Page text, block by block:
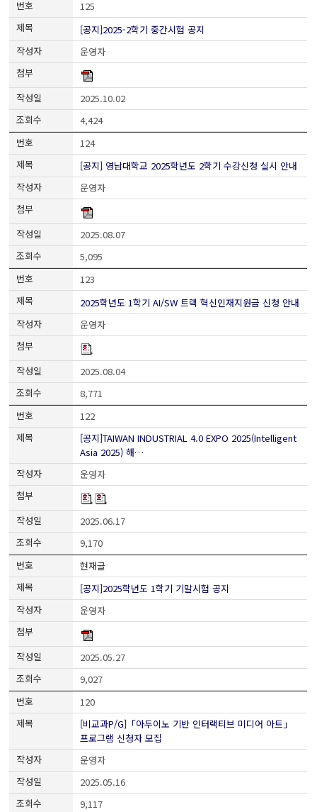
125
[공지]2025-2학기 중간시험 공지
운영자
2025.10.02
4,424
124
[공지] 영남대학교 2025학년도 2학기 수강신청 실시 안내
운영자
2025.08.07
5,095
123
2025학년도 1학기 AI/SW 트랙 혁신인재지원금 신청 안내
운영자
2025.08.04
8,771
122
[공지]TAIWAN INDUSTRIAL 4.0 EXPO 2025(Intelligent
Asia 2025) 해…
운영자
2025.06.17
9,170
현재글
[공지]2025학년도 1학기 기말시험 공지
운영자
2025.05.27
9,027
120
[비교과P/G]「아두이노 기반 인터랙티브 미디어 아트」
프로그램 신청자 모집
운영자
2025.05.16
9,117